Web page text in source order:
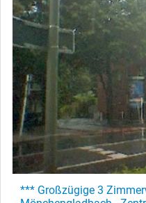
*** Großzügige 3